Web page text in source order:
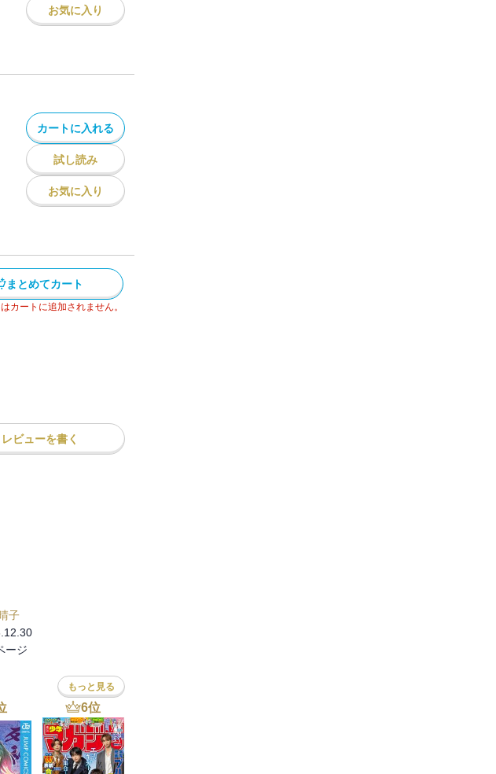
お気に入り
カートに入れる
試し読み
お気に入り
まとめてカート
カートに追加されません。
レビューを書く
子
ージ
もっと見る
6位